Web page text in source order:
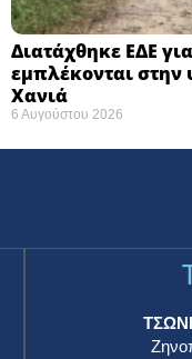
Διατάχθηκε ΕΔΕ
εμπλέκονται στην
Χανιά
6 Αυγούστου 2026